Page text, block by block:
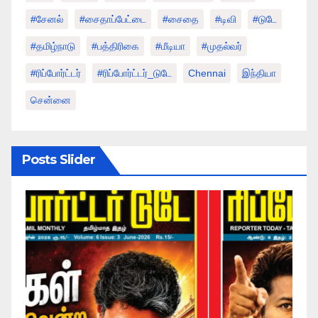
#சேனல் #சைதாப்பேட்டை #சைதை #டிவி #டுடே
#தமிழ்நாடு #பத்திரிகை #மீடியா #முதல்வர்
#ரிப்போர்ட்டர் #ரிப்போர்ட்டர்_டுடே Chennai இந்தியா
சென்னை
Posts Slider